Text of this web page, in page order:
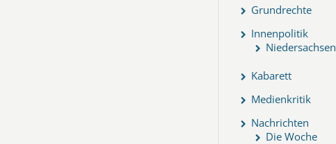
Grundrechte
Innenpolitik
Niedersachsen
Kabarett
Medienkritik
Nachrichten
Die Woche